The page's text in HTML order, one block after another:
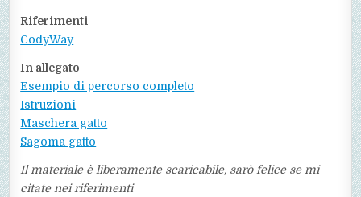
Riferimenti
CodyWay
In allegato
Esempio di percorso completo
Istruzioni
Maschera gatto
Sagoma gatto
Il materiale è liberamente scaricabile, sarò felice se mi
citate nei riferimenti